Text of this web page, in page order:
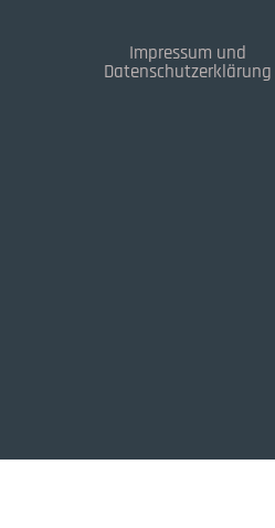
Impressum und
Datenschutzerklärung